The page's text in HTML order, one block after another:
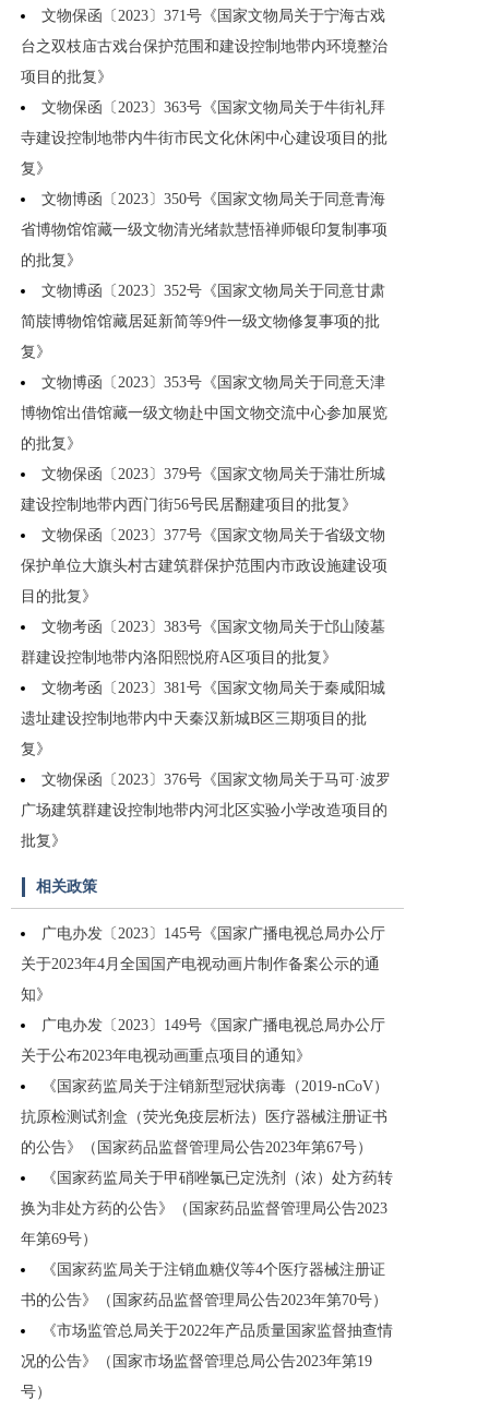
文物保函〔2023〕371号《国家文物局关于宁海古戏
台之双枝庙古戏台保护范围和建设控制地带内环境整治
项目的批复》
文物保函〔2023〕363号《国家文物局关于牛街礼拜
寺建设控制地带内牛街市民文化休闲中心建设项目的批
复》
文物博函〔2023〕350号《国家文物局关于同意青海
省博物馆馆藏一级文物清光绪款慧悟禅师银印复制事项
的批复》
文物博函〔2023〕352号《国家文物局关于同意甘肃
简牍博物馆馆藏居延新简等9件一级文物修复事项的批
复》
文物博函〔2023〕353号《国家文物局关于同意天津
博物馆出借馆藏一级文物赴中国文物交流中心参加展览
的批复》
文物保函〔2023〕379号《国家文物局关于蒲壮所城
建设控制地带内西门街56号民居翻建项目的批复》
文物保函〔2023〕377号《国家文物局关于省级文物
保护单位大旗头村古建筑群保护范围内市政设施建设项
目的批复》
文物考函〔2023〕383号《国家文物局关于邙山陵墓
群建设控制地带内洛阳熙悦府A区项目的批复》
文物考函〔2023〕381号《国家文物局关于秦咸阳城
遗址建设控制地带内中天秦汉新城B区三期项目的批
复》
文物保函〔2023〕376号《国家文物局关于马可·波罗
广场建筑群建设控制地带内河北区实验小学改造项目的
批复》
相关政策
广电办发〔2023〕145号《国家广播电视总局办公厅
关于2023年4月全国国产电视动画片制作备案公示的通
知》
广电办发〔2023〕149号《国家广播电视总局办公厅
关于公布2023年电视动画重点项目的通知》
《国家药监局关于注销新型冠状病毒（2019-nCoV）
抗原检测试剂盒（荧光免疫层析法）医疗器械注册证书
的公告》（国家药品监督管理局公告2023年第67号）
《国家药监局关于甲硝唑氯已定洗剂（浓）处方药转
换为非处方药的公告》（国家药品监督管理局公告2023
年第69号）
《国家药监局关于注销血糖仪等4个医疗器械注册证
书的公告》（国家药品监督管理局公告2023年第70号）
《市场监管总局关于2022年产品质量国家监督抽查情
况的公告》（国家市场监督管理总局公告2023年第19
号）